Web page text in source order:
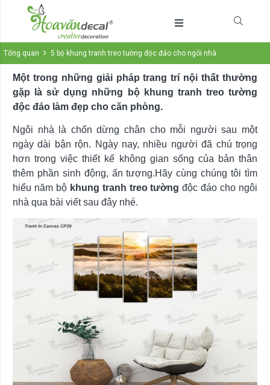
Tổng quan 5 bộ khung tranh treo tường độc đáo cho ngôi nhà
Một trong những giải pháp trang trí nội thất thường
gặp là sử dụng những bộ khung tranh treo tường
độc đáo làm đẹp cho căn phòng.
Ngôi nhà là chốn dừng chân cho mỗi người sau một
ngày dài bận rộn. Ngày nay, nhiều người đã chú trọng
hơn trong việc thiết kế không gian sống của bản thân
thêm phần sinh động, ấn tượng.Hãy cùng chúng tôi tìm
hiểu năm bộ khung tranh treo tường độc đáo cho ngôi
nhà qua bài viết sau đây nhé.